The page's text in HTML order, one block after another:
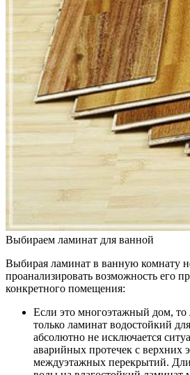
Выбираем ламинат для ванной
Выбирая ламинат в ванную комнату
проанализировать возможность его
конкретного помещения:
Если это многоэтажный дом, то
только ламинат водостойкий
абсолютно не исключается
аварийных протечек с верхних
междуэтажных перекрытий.